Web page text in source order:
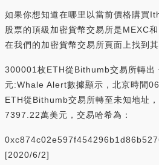
如果你想知道在哪里以當前價格購買
股票的頂級加密貨幣交易所是MEXC
在我們的加密貨幣交易所頁面上找到其
300001枚ETH從Bithumb交易所轉出
元:Whale Alert數據顯示，北京時間
ETH從Bithumb交易所轉至未知地址
7397.22萬美元，交易哈希為：
[2020/6/2]